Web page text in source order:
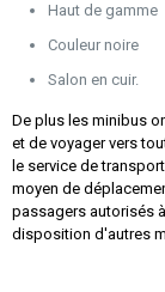
Haut de gamme
Couleur noire
Salon en cuir.
De plus les minibus
et de voyager vers
le service de
moyen de
passagers autorisés
disposition d'autres